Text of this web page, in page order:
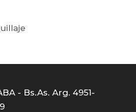
- Bs.As. Arg. 4951-